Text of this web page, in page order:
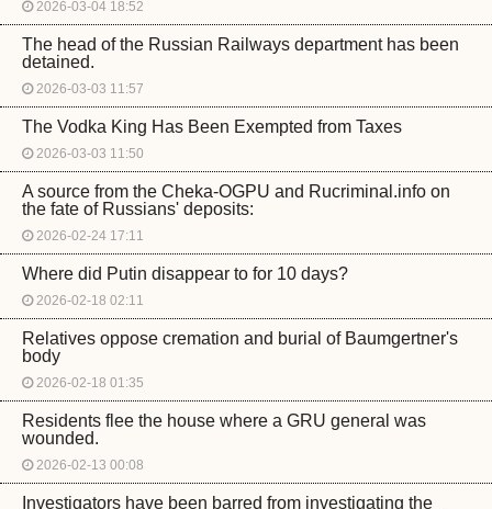
2026-03-04 18:52
The head of the Russian Railways department has been
detained.
2026-03-03 11:57
The Vodka King Has Been Exempted from Taxes
2026-03-03 11:50
A source from the Cheka-OGPU and Rucriminal.info on
the fate of Russians' deposits:
2026-02-24 17:11
Where did Putin disappear to for 10 days?
2026-02-18 02:11
Relatives oppose cremation and burial of Baumgertner's
body
2026-02-18 01:35
Residents flee the house where a GRU general was
wounded.
2026-02-13 00:08
Investigators have been barred from investigating the